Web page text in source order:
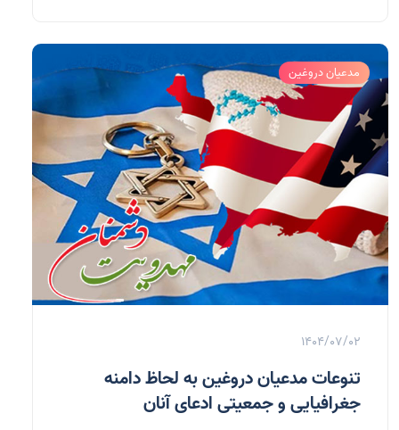
مدعیان دروغین
1404/07/02
تنوعات مدعیان دروغین به لحاظ دامنه
جغرافیایی و جمعیتی ادعای آنان